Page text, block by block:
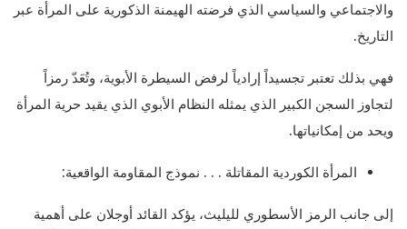
والاجتماعي والسياسي الذي فرضته الهيمنة الذكورية على المرأة عبر
التاريخ.
فهي بذلك تعتبر تجسيداً إرادياً لرفض السيطرة الأبوية، وتُعَدّ رمزاً
لتجاوز السجن الكبير الذي يمثله النظام الأبوي الذي يقيد حرية المرأة
ويحد من إمكانياتها.
المرأة الكوردية المقاتلة . . . نموذج المقاومة الواقعية:
إلى جانب الرمز الأسطوري لليليث، يؤكد القائد أوجلان على أهمية